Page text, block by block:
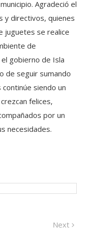
Agradeció el
y directivos, quienes
juguetes se realice
de
el gobierno de Isla
de seguir sumando
siendo un
felices,
por un
necesidades.
Next